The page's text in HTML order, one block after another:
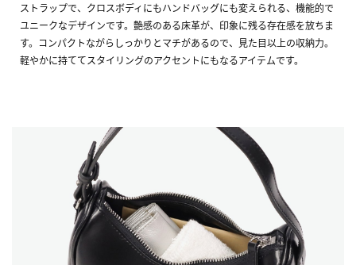
ストラップで、クロスボディにもハンドバッグにも変えられる、機能的で
ユニークなデザインです。艶感のある床革が、印象に残る存在感を放ちま
す。コンパクトながらしっかりとマチがあるので、見た目以上の収納力。
軽やかに持ててスタイリングのアクセントにもなるアイテムです。